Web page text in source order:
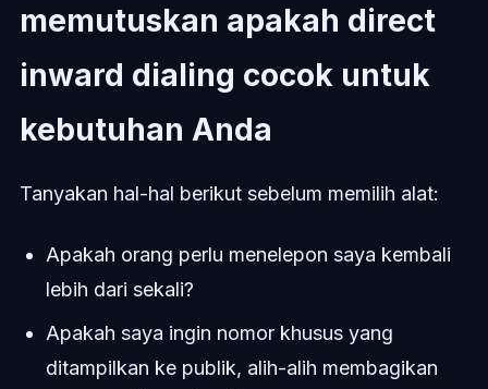
memutuskan apakah direct
inward dialing cocok untuk
kebutuhan Anda
Tanyakan hal-hal berikut sebelum memilih alat:
Apakah orang perlu menelepon saya kembali
lebih dari sekali?
Apakah saya ingin nomor khusus yang
ditampilkan ke publik, alih-alih membagikan